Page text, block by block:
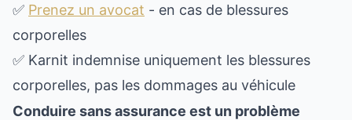
✅ Prenez un avocat - en cas de blessures
corporelles
✅ Karnit indemnise uniquement les blessures
corporelles, pas les dommages au véhicule
Conduire sans assurance est un problème